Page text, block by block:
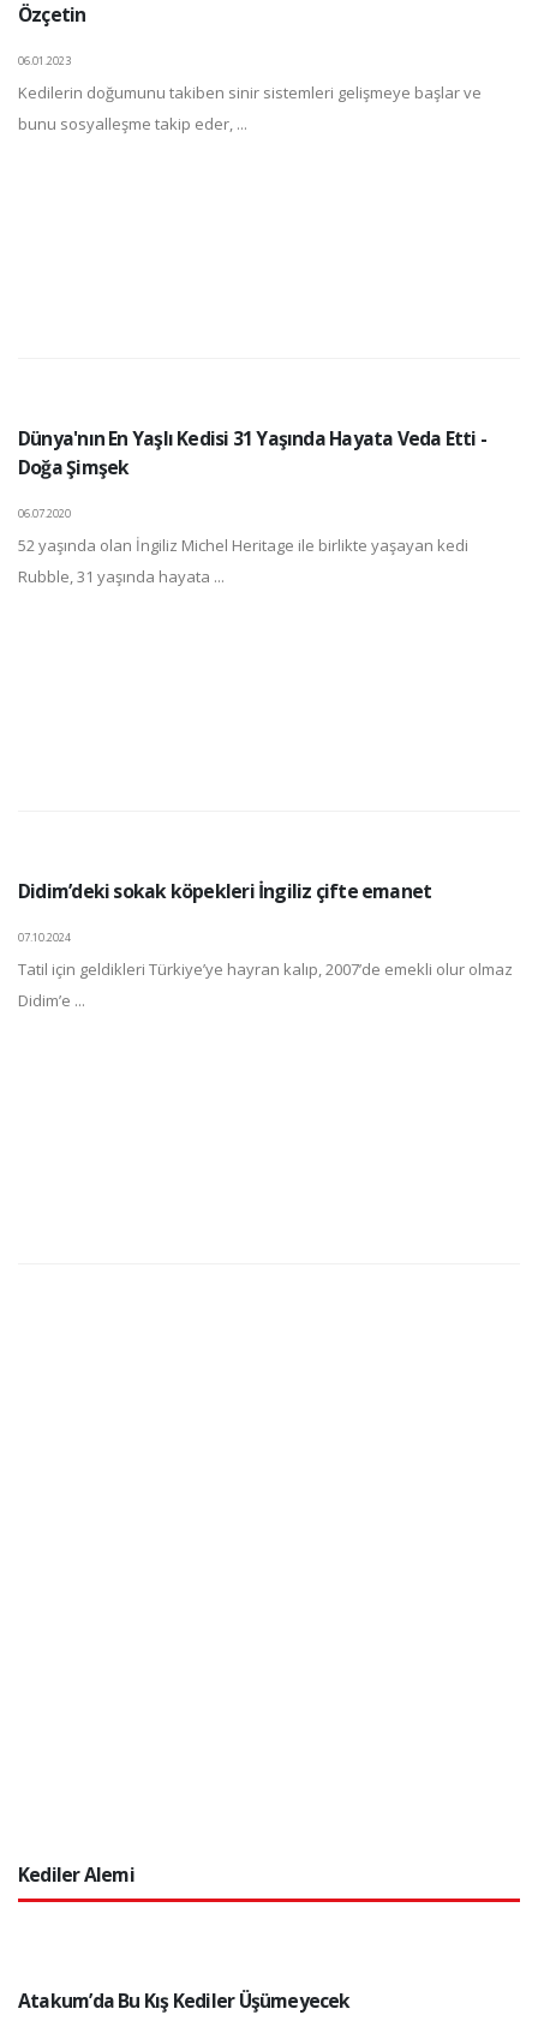
Özçetin
06.01.2023
Kedilerin doğumunu takiben sinir sistemleri gelişmeye başlar ve
bunu sosyalleşme takip eder, ...
Dünya'nın En Yaşlı Kedisi 31 Yaşında Hayata Veda Etti -
Doğa Şimşek
06.07.2020
52 yaşında olan İngiliz Michel Heritage ile birlikte yaşayan kedi
Rubble, 31 yaşında hayata ...
Didim’deki sokak köpekleri İngiliz çifte emanet
07.10.2024
Tatil için geldikleri Türkiye’ye hayran kalıp, 2007’de emekli olur olmaz
Didim’e ...
Kediler Alemi
Atakum’da Bu Kış Kediler Üşümeyecek